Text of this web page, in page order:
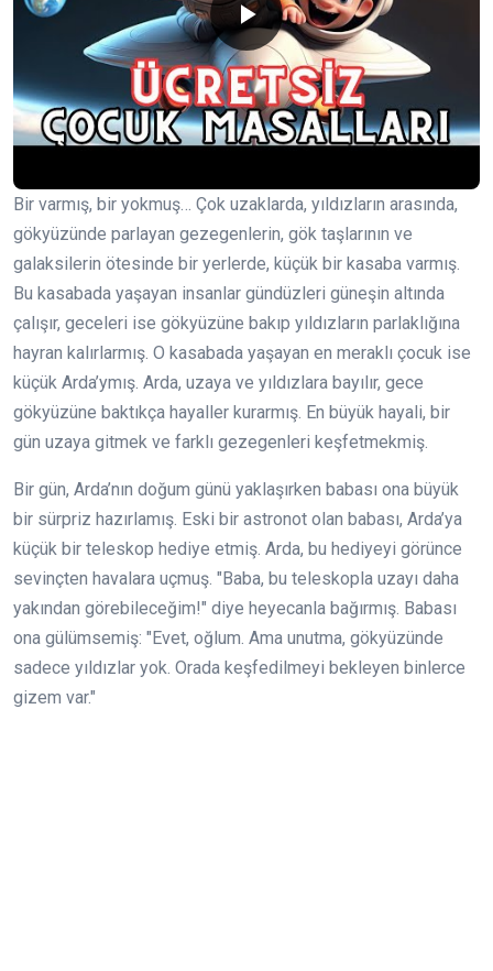
Bir varmış, bir yokmuş… Çok uzaklarda, yıldızların arasında,
gökyüzünde parlayan gezegenlerin, gök taşlarının ve
galaksilerin ötesinde bir yerlerde, küçük bir kasaba varmış.
Bu kasabada yaşayan insanlar gündüzleri güneşin altında
çalışır, geceleri ise gökyüzüne bakıp yıldızların parlaklığına
hayran kalırlarmış. O kasabada yaşayan en meraklı çocuk ise
küçük Arda’ymış. Arda, uzaya ve yıldızlara bayılır, gece
gökyüzüne baktıkça hayaller kurarmış. En büyük hayali, bir
gün uzaya gitmek ve farklı gezegenleri keşfetmekmiş.
Bir gün, Arda’nın doğum günü yaklaşırken babası ona büyük
bir sürpriz hazırlamış. Eski bir astronot olan babası, Arda’ya
küçük bir teleskop hediye etmiş. Arda, bu hediyeyi görünce
sevinçten havalara uçmuş. "Baba, bu teleskopla uzayı daha
yakından görebileceğim!" diye heyecanla bağırmış. Babası
ona gülümsemiş: "Evet, oğlum. Ama unutma, gökyüzünde
sadece yıldızlar yok. Orada keşfedilmeyi bekleyen binlerce
gizem var."